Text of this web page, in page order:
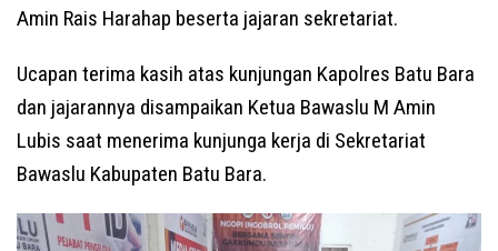
Amin Rais Harahap beserta jajaran sekretariat.
Ucapan terima kasih atas kunjungan Kapolres Batu Bara
dan jajarannya disampaikan Ketua Bawaslu M Amin
Lubis saat menerima kunjunga kerja di Sekretariat
Bawaslu Kabupaten Batu Bara.